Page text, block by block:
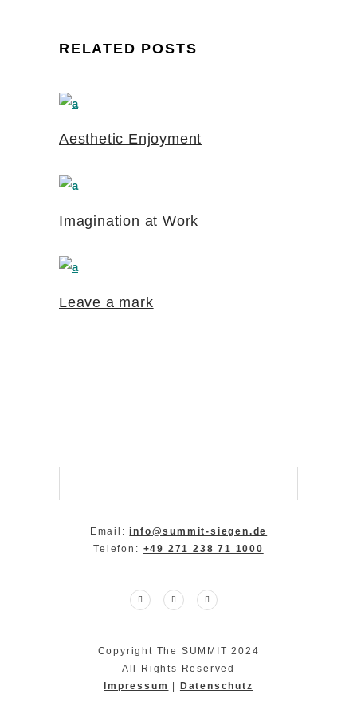
RELATED POSTS
Aesthetic Enjoyment
Imagination at Work
Leave a mark
Email:info@summit-siegen.de
Telefon: +49 271 238 71 1000
Copyright The SUMMIT 2024
All Rights Reserved
Impressum
Datenschutz